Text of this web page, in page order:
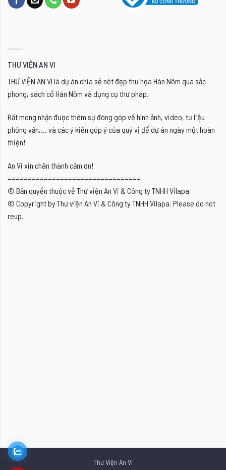
THƯ VIỆN AN VI
THƯ VIỆN AN VI là dự án chia sẻ nét đẹp thư họa Hán Nôm qua sắc
phong, sách cổ Hán Nôm và dụng cụ thư pháp.
Rất mong nhận được thêm sự đóng góp về hình ảnh, video, tư liệu
phỏng vấn,... và các ý kiến góp ý của quý vị để dự án ngày một hoàn
thiện!
An Vi xin chân thành cảm ơn!
=================================
© Bản quyền thuộc về Thư viện An Vi & Công ty TNHH Vilapa
© Copyright by Thư viện An Vi & Công ty TNHH Vilapa. Please do not
reup.
Thư Viện An Vi